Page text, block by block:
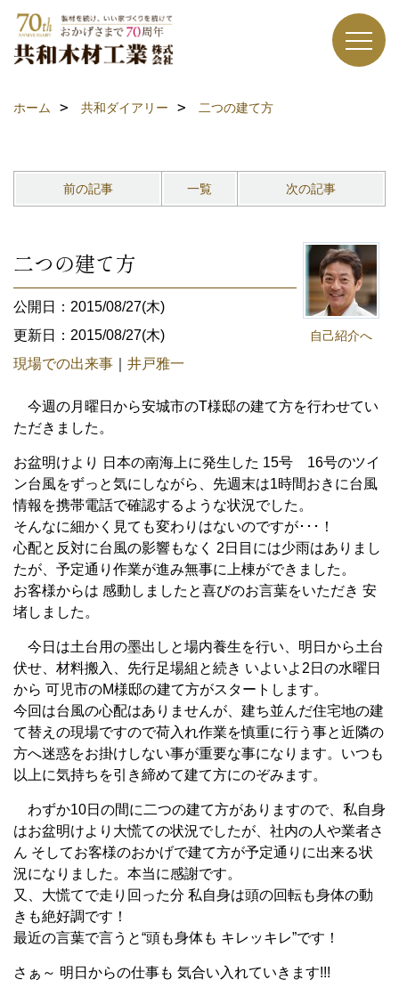
ホーム 共和ダイアリー 二つの建て方
前の記事 一覧 次の記事
自己紹介へ
二つの建て方
公開日：2015/08/27(木)
更新日：2015/08/27(木)
現場での出来事
井戸雅一
今週の月曜日から安城市のT様邸の建て方を行わせてい
ただきました。
お盆明けより 日本の南海上に発生した 15号 16号のツイ
ン台風をずっと気にしながら、先週末は1時間おきに台風
情報を携帯電話で確認するような状況でした。
そんなに細かく見ても変わりはないのですが･･･！
心配と反対に台風の影響もなく 2日目には少雨はありまし
たが、予定通り作業が進み無事に上棟ができました。
お客様からは 感動しましたと喜びのお言葉をいただき 安
堵しました。
今日は土台用の墨出しと場内養生を行い、明日から土台
伏せ、材料搬入、先行足場組と続き いよいよ2日の水曜日
から 可児市のM様邸の建て方がスタートします。
今回は台風の心配はありませんが、建ち並んだ住宅地の建
て替えの現場ですので荷入れ作業を慎重に行う事と近隣の
方へ迷惑をお掛けしない事が重要な事になります。いつも
以上に気持ちを引き締めて建て方にのぞみます。
わずか10日の間に二つの建て方がありますので、私自身
はお盆明けより大慌ての状況でしたが、社内の人や業者さ
ん そしてお客様のおかげで建て方が予定通りに出来る状
況になりました。本当に感謝です。
又、大慌てで走り回った分 私自身は頭の回転も身体の動
きも絶好調です！
最近の言葉で言うと“頭も身体も キレッキレ”です！
さぁ～ 明日からの仕事も 気合い入れていきます!!!